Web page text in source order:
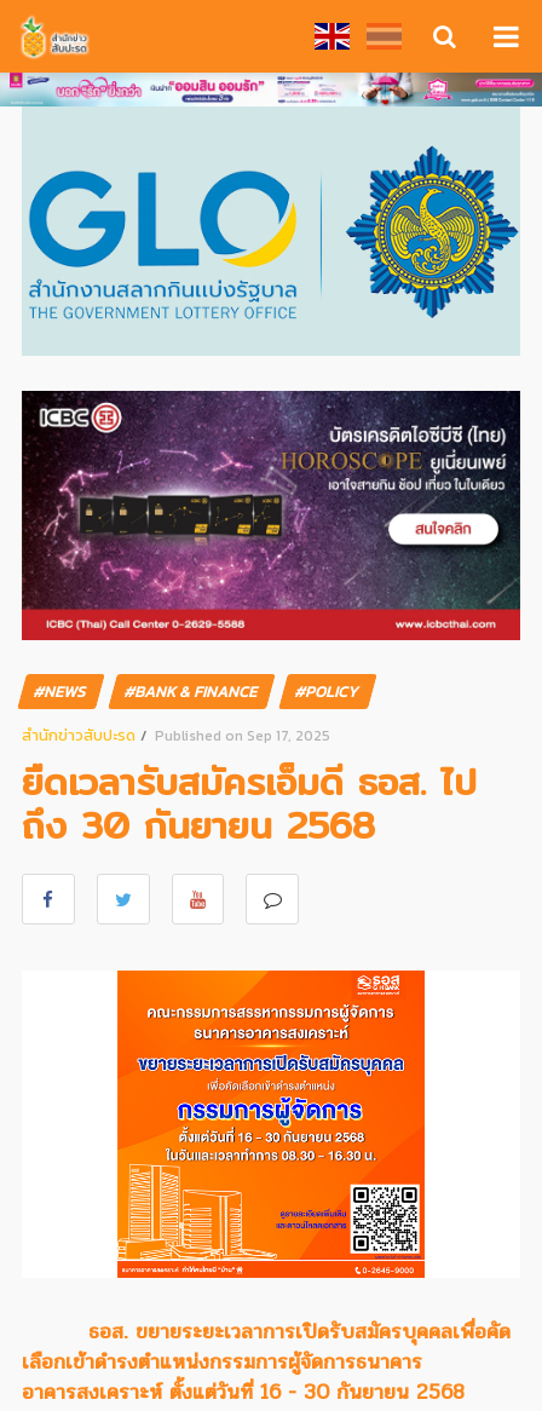
#NEWS #BANK & FINANCE
#POLICY
สํานักข่าวสับปะรด
Published on Sep 17, 2025
ยืดเวลารับสมัครเอ็มดี ธอส. ไป
ถึง 30 กันยายน 2568
ธอส. ขยายระยะเวลาการเปิดรับสมัครบุคคลเพื่อคัด
เลือกเข้าดำรงตำแหน่งกรรมการผู้จัดการธนาคาร
อาคารสงเคราะห์ ตั้งแต่วันที่ 16 - 30 กันยายน 2568